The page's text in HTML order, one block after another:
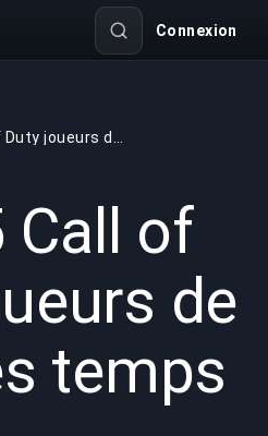
Connexion
Call of
de
temps